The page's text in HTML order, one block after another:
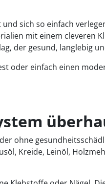
sich so einfach
mit einem cleveren
der gesund, langlebig
oder einfach einen
ohne
Kreide, Leinöl,